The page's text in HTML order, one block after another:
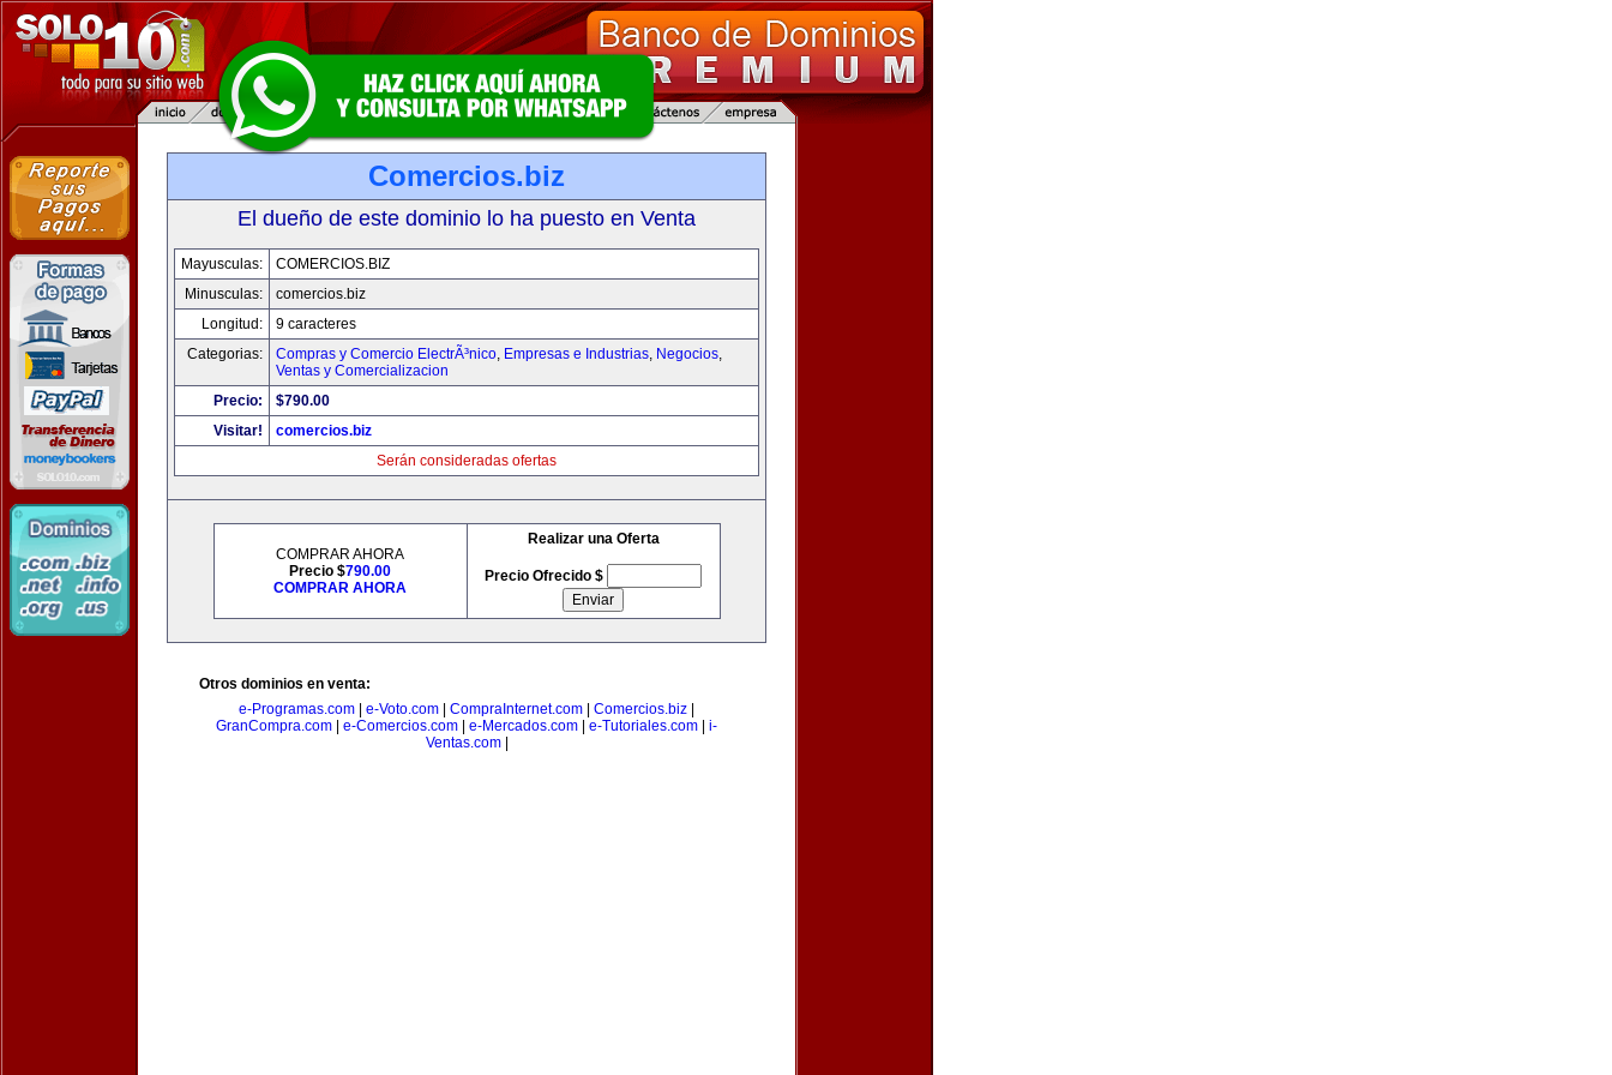
Comercios.biz
El dueño de este dominio lo ha puesto en Venta
Mayusculas:
COMERCIOS.BIZ
Minusculas:
comercios.biz
Longitud:
9 caracteres
Categorias:
Compras y Comercio ElectrÃ³nico, Empresas e Industrias, Negocios,
Ventas y Comercializacion
Precio:
$790.00
Visitar!
comercios.biz
Serán consideradas ofertas
COMPRAR AHORA
Precio $790.00
COMPRAR AHORA
Realizar una Oferta
Precio Ofrecido $
Otros dominios en venta:
e-Programas.com
e-Voto.com CompraInternet.com Comercios.biz
GranCompra.com
e-Comercios.com e-Mercados.com e-Tutoriales.com
i-
Ventas.com|